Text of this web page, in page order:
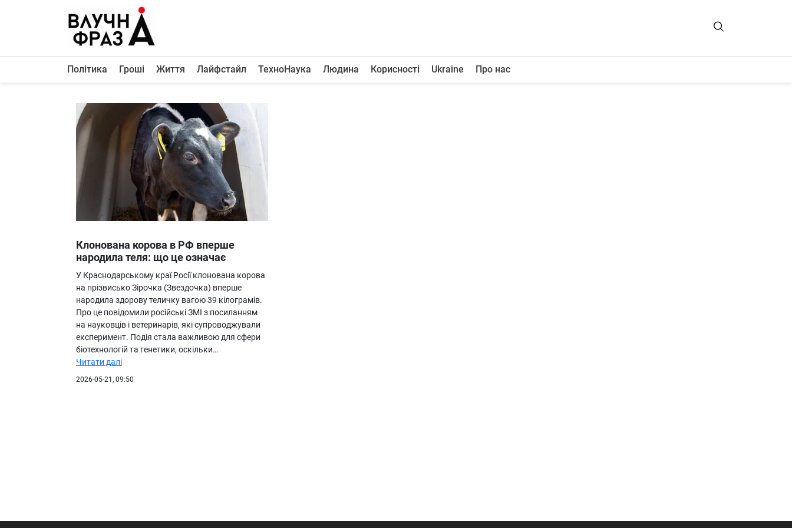
Політика
Життя
Лайфстайл
ТехноНаука
Корисності
Про нас
Політика Гроші Життя Лайфстайл ТехноНаука Людина Корисності Ukraine Про нас
Клонована корова в РФ вперше
народила теля: що це означає
У Краснодарському краї Росії клонована корова
на прізвисько Зірочка (Звездочка) вперше
народила здорову теличку вагою 39 кілограмів.
Про це повідомили російські ЗМІ з посиланням
на науковців і ветеринарів, які супроводжували
експеримент. Подія стала важливою для сфери
біотехнологій та генетики, оскільки…
Читати далі
2026-05-21, 09:50